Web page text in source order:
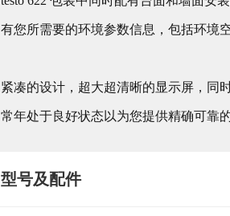
有您所需要的环境参数信息，包括环境
紧凑的设计，超大超清晰的显示屏，同
常年处于良好状态以为您提供精确可靠
型号及配件